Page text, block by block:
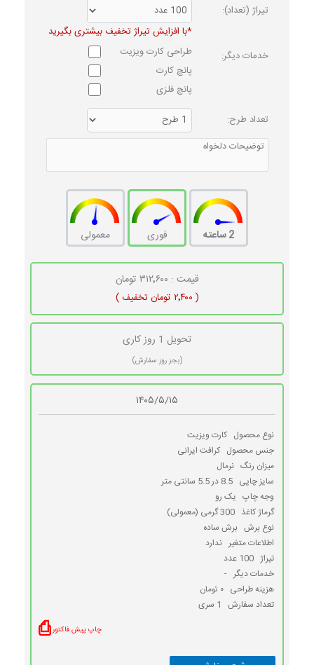
تیراژ (تعداد):
*با افزایش تیراژ تخفیف بیشتری بگیرید
خدمات دیگر:
طراحی کارت ویزیت
پانچ کارت
پانچ فلزی
تعداد طرح:
2 ساعته فوری معمولی
قیمت : ۳۱۲٬۶۰۰ تومان
( ۲٬۴۰۰ تومان تخفیف )
تحویل 1 روز کاری
(بجز روز سفارش)
۱۴۰۵/۵/۱۵
نوع محصول کارت ویزیت
جنس محصول کرافت ایرانی
میزان رنگ نرمال
سایز چاپی 8.5 در 5.5 سانتی متر
وجه چاپ یک رو
گرماژ کاغذ 300 گرمی (معمولی)
نوع برش برش ساده
اطلاعات متغیر ندارد
تیراژ 100 عدد
خدمات دیگر -
هزینه طراحی ۰ تومان
تعداد سفارش 1 سری
چاپ پیش فاکتور⎙